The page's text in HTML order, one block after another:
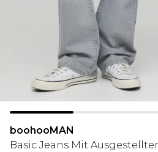
boohooMAN
Basic Jeans Mit